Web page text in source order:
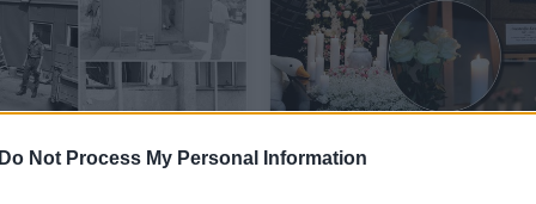
Do Not Process My Personal Information